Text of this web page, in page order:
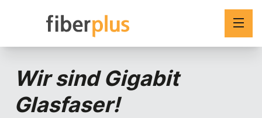
Versorgungsgebiete
So funktioniert's
Preisübersicht
Wir sind Gigabit
Glasfaser!